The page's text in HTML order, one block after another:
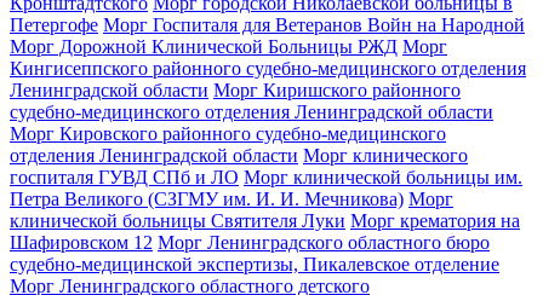
Петергофе Морг Госпиталя для Ветеранов Войн на Народной
Морг Дорожной Клинической Больницы РЖД Морг
Кингисеппского районного судебно-медицинского отделения
Ленинградской области Морг Киришского районного
судебно-медицинского отделения Ленинградской области
Морг Кировского районного судебно-медицинского
отделения Ленинградской области Морг клинического
госпиталя ГУВД СПб и ЛО Морг клинической больницы им.
Петра Великого (СЗГМУ им. И. И. Мечникова) Морг
клинической больницы Святителя Луки Морг крематория на
Шафировском 12 Морг Ленинградского областного бюро
судебно-медицинской экспертизы, Пикалевское отделение
Морг Ленинградского областного детского